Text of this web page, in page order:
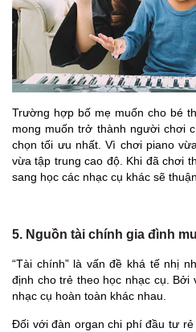
Trường hợp bố mẹ muốn cho bé
mong muốn trở thành người chơi
chọn tối ưu nhất. Vì chơi piano
vừa tập trung cao độ. Khi đã chơi
sang học các nhạc cụ khác sẽ
5. Nguồn tài chính gia đình
“Tài chính” là vấn đề khá tế nhị
định cho trẻ theo học nhạc cụ.
nhạc cụ hoàn toàn khác nhau.
Đối với đàn organ chi phí đầu tư